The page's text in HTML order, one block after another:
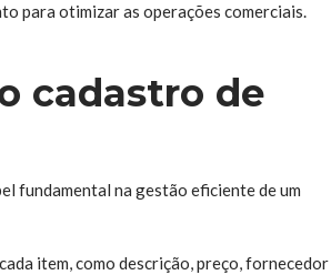
para otimizar as operações comerciais.
cadastro de
fundamental na gestão eficiente de um
item, como descrição, preço, fornecedor